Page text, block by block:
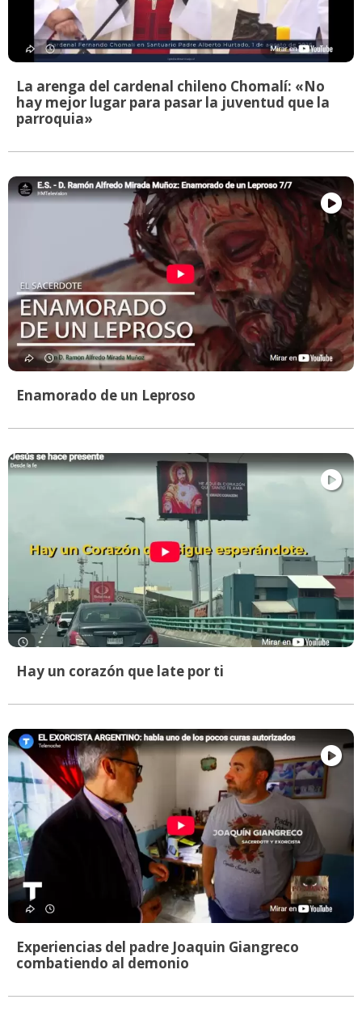
La arenga del cardenal chileno Chomalí: «No
hay mejor lugar para pasar la juventud que la
parroquia»
Enamorado de un Leproso
Hay un corazón que late por ti
Experiencias del padre Joaquin Giangreco
combatiendo al demonio